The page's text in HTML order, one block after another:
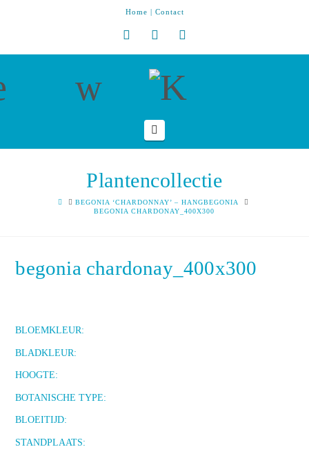
Home | Contact
Plantencollectie
HOMEBEGONIA ‘CHARDONNAY’ – HANGBEGONIA
BEGONIA CHARDONAY_400X300
begonia chardonay_400x300
BLOEMKLEUR:
BLADKLEUR:
HOOGTE:
BOTANISCHE TYPE:
BLOEITIJD:
STANDPLAATS: